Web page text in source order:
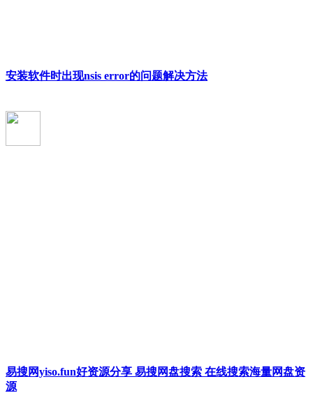
安装软件时出现nsis error的问题解决方法
易搜网yiso.fun好资源分享 易搜网盘搜索 在线搜索海量网盘资
源